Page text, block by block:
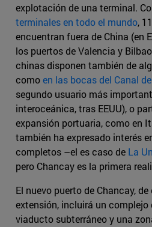
explotación de una terminal.
terminales en todo el mundo,
encuentran fuera de China (en
los puertos de Valencia y
chinas disponen también de
comoen las bocas del Canal
segundo usuario más
interoceánica, tras EEUU), o
expansión portuaria, como en
también ha expresado interés
completos –el es caso de La
pero Chancay es la primera
El nuevo puerto de Chancay,
extensión, incluirá un complejo
viaducto subterráneo y una